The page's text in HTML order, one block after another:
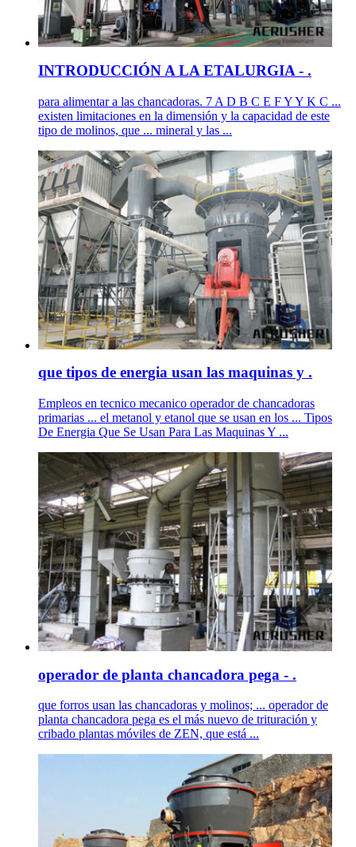
INTRODUCCIÓN A LA ETALURGIA - .
para alimentar a las chancadoras. 7 A D B C E F Y Y K C ...
existen limitaciones en la dimensión y la capacidad de este
tipo de molinos, que ... mineral y las ...
que tipos de energia usan las maquinas y .
Empleos en tecnico mecanico operador de chancadoras
primarias ... el metanol y etanol que se usan en los ... Tipos
De Energia Que Se Usan Para Las Maquinas Y ...
operador de planta chancadora pega - .
que forros usan las chancadoras y molinos; ... operador de
planta chancadora pega es el más nuevo de trituración y
cribado plantas móviles de ZEN, que está ...